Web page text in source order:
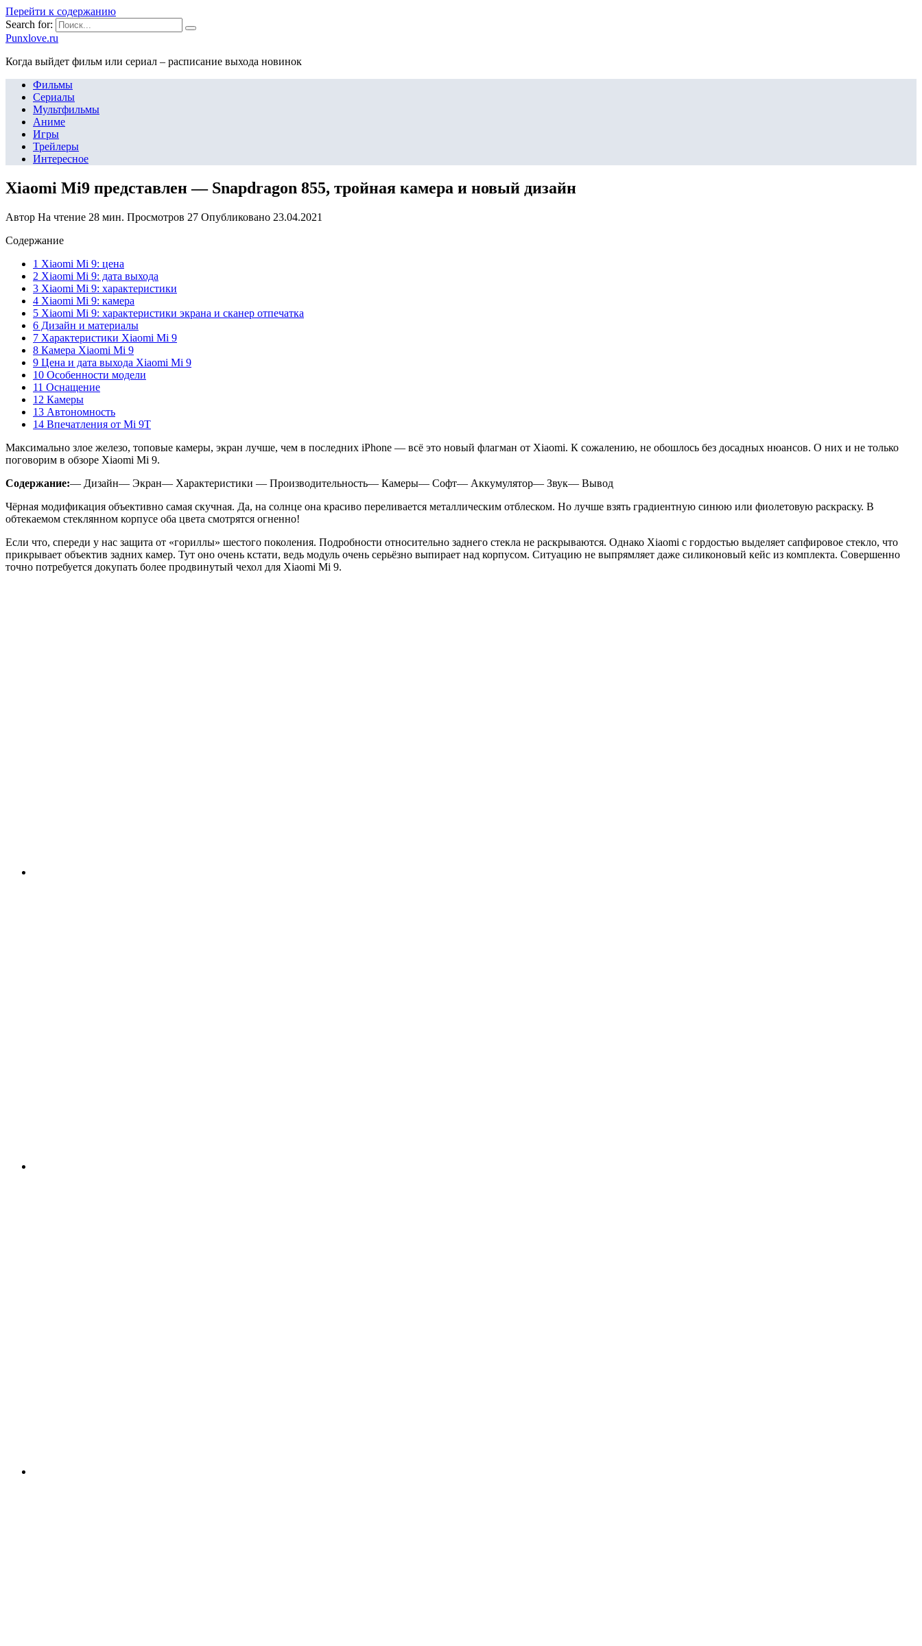
Перейти к содержанию
Search for:
Punxlove.ru
Когда выйдет фильм или сериал – расписание выхода новинок
Фильмы
Сериалы
Мультфильмы
Аниме
Игры
Трейлеры
Интересное
Xiaomi Mi9 представлен — Snapdragon 855, тройная камера и новый дизайн
Автор На чтение 28 мин. Просмотров 27 Опубликовано 23.04.2021
Содержание
1 Xiaomi Mi 9: цена
2 Xiaomi Mi 9: дата выхода
3 Xiaomi Mi 9: характеристики
4 Xiaomi Mi 9: камера
5 Xiaomi Mi 9: характеристики экрана и сканер отпечатка
6 Дизайн и материалы
7 Характеристики Xiaomi Mi 9
8 Камера Xiaomi Mi 9
9 Цена и дата выхода Xiaomi Mi 9
10 Особенности модели
11 Оснащение
12 Камеры
13 Автономность
14 Впечатления от Mi 9T
Максимально злое железо, топовые камеры, экран лучше, чем в последних iPhone — всё это новый флагман от Xiaomi. К сожалению, не обошлось без досадных нюансов. О них и не только
поговорим в обзоре Xiaomi Mi 9.
Содержание:— Дизайн— Экран— Характеристики — Производительность— Камеры— Софт— Аккумулятор— Звук— Вывод
Чёрная модификация объективно самая скучная. Да, на солнце она красиво переливается металлическим отблеском. Но лучше взять градиентную синюю или фиолетовую раскраску. В
обтекаемом стеклянном корпусе оба цвета смотрятся огненно!
Если что, спереди у нас защита от «гориллы» шестого поколения. Подробности относительно заднего стекла не раскрываются. Однако Xiaomi с гордостью выделяет сапфировое стекло, что
прикрывает объектив задних камер. Тут оно очень кстати, ведь модуль очень серьёзно выпирает над корпусом. Ситуацию не выпрямляет даже силиконовый кейс из комплекта. Совершенно
точно потребуется докупать более продвинутый чехол для Xiaomi Mi 9.